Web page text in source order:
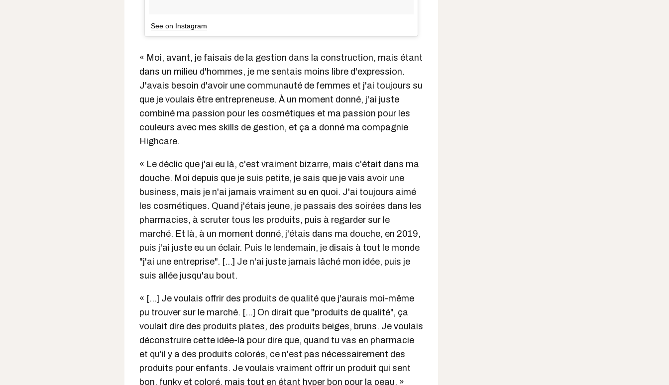
See on Instagram
« Moi, avant, je faisais de la gestion dans la construction, mais étant
dans un milieu d'hommes, je me sentais moins libre d'expression.
J'avais besoin d'avoir une communauté de femmes et j'ai toujours su
que je voulais être entrepreneuse. À un moment donné, j'ai juste
combiné ma passion pour les cosmétiques et ma passion pour les
couleurs avec mes skills de gestion, et ça a donné ma compagnie
Highcare.
« Le déclic que j'ai eu là, c'est vraiment bizarre, mais c'était dans ma
douche. Moi depuis que je suis petite, je sais que je vais avoir une
business, mais je n'ai jamais vraiment su en quoi. J'ai toujours aimé
les cosmétiques. Quand j'étais jeune, je passais des soirées dans les
pharmacies, à scruter tous les produits, puis à regarder sur le
marché. Et là, à un moment donné, j'étais dans ma douche, en 2019,
puis j'ai juste eu un éclair. Puis le lendemain, je disais à tout le monde
"j'ai une entreprise". [...] Je n'ai juste jamais lâché mon idée, puis je
suis allée jusqu'au bout.
« [...] Je voulais offrir des produits de qualité que j'aurais moi-même
pu trouver sur le marché. [...] On dirait que "produits de qualité", ça
voulait dire des produits plates, des produits beiges, bruns. Je voulais
déconstruire cette idée-là pour dire que, quand tu vas en pharmacie
et qu'il y a des produits colorés, ce n'est pas nécessairement des
produits pour enfants. Je voulais vraiment offrir un produit qui sent
bon, funky et coloré, mais tout en étant hyper bon pour la peau. »